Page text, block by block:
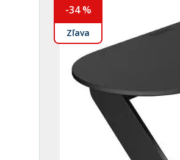
-34%
Zľava